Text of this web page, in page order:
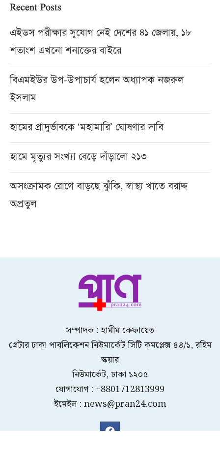
Recent Posts
এইডস পরীক্ষার সুযোগ নেই দেশের ৪১ জেলায়, ১৮
শতাংশ এখনো শনাক্তের বাইরে
বিএমইউর উপ-উপাচার্য হলেন অধ্যাপক নজরুল
ইসলাম
হামের প্রাদুর্ভাবকে ‘মহামারি’ ঘোষণার দাবি
হামে মৃত্যুর সংখ্যা বেড়ে দাঁড়ালো ২১৩
অসংক্রামক রোগে বাড়ছে ঝুঁকি, স্বাস্থ্য খাতে বরাদ্দ
অপ্রতুল
সম্পাদক : হামীম কেফায়েত
গ্রেটার ঢাকা পাবলিকেশন নিউমার্কেট সিটি কমপ্লেক্স ৪৪/১, রহিম
স্কয়ার
নিউমার্কেট, ঢাকা ১২০৫
যোগাযোগ : +8801712813999
ইমেইল : news@pran24.com